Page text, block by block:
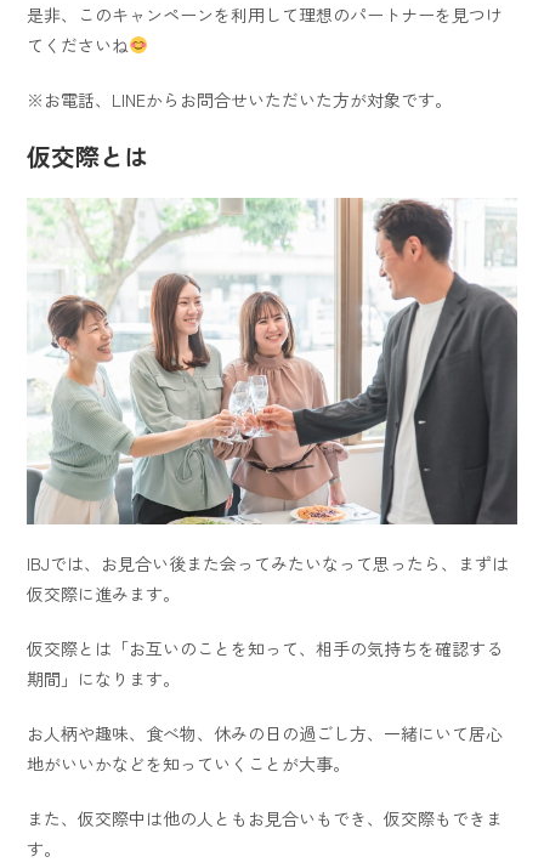
是非、このキャンペーンを利用して理想のパートナーを見つけ
てくださいね
※お電話、LINEからお問合せいただいた方が対象です。
仮交際とは
IBJでは、お見合い後また会ってみたいなって思ったら、まずは
仮交際に進みます。
仮交際とは「お互いのことを知って、相手の気持ちを確認する
期間」になります。
お人柄や趣味、食べ物、休みの日の過ごし方、一緒にいて居心
地がいいかなどを知っていくことが大事。
また、仮交際中は他の人ともお見合いもでき、仮交際もできま
す。